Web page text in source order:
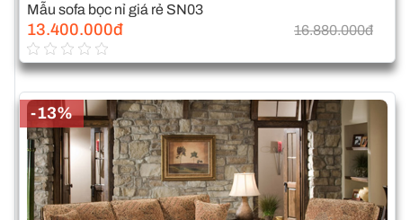
Mẫu sofa bọc nỉ giá rẻ SN03
13.400.000đ 16.880.000đ
-13%